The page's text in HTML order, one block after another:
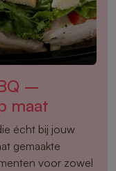
–
maat
écht bij jouw
gemaakte
voor zowel